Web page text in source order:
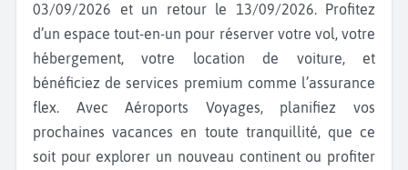
03/09/2026 et un retour le 13/09/2026. Profitez
d’un espace tout-en-un pour réserver votre vol, votre
hébergement, votre location de voiture, et
bénéficiez de services premium comme l’assurance
flex. Avec Aéroports Voyages, planifiez vos
prochaines vacances en toute tranquillité, que ce
soit pour explorer un nouveau continent ou profiter